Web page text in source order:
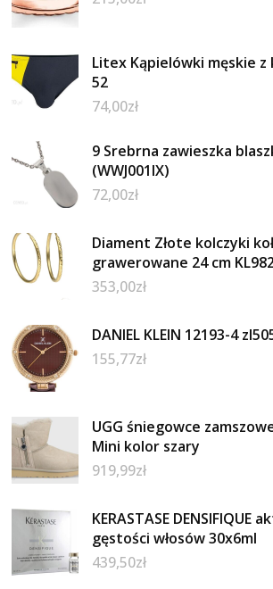
Litex Kąpielówki męskie z
52
74,00zł
9 Srebrna zawieszka
(WWJ001IX)
72,00zł
Diament Złote kolczyki
grawerowane 24 cm
353,00zł
DANIEL KLEIN 12193-4
155,77zł
UGG śniegowce
Mini kolor szary
919,99zł
KERASTASE DENSIFIQUE
gęstości włosów 30x6ml
439,50zł